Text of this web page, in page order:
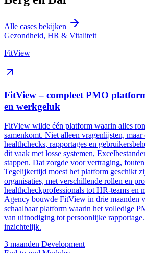
Alle cases bekijken
Gezondheid, HR & Vitaliteit
FitView
FitView – compleet PMO
en werkgeluk
FitView wilde één platform waarin alles
samenkomt. Niet alleen vragenlijsten,
healthchecks, rapportages en
dit vaak met losse systemen,
stappen. Dat zorgde voor vertraging,
Tegelijkertijd moest het platform geschikt
organisaties, met verschillende rollen en
healthcheckprofessionals tot HR-teams en
Agency bouwde FitView in drie maanden
schaalbaar platform waarin het volledige
van uitnodiging tot persoonlijke
inzichtelijk.
3 maanden Development